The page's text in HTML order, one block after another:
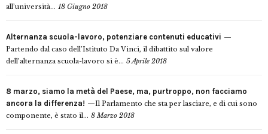
all’università... 18 Giugno 2018
Alternanza scuola-lavoro, potenziare contenuti educativi
Partendo dal caso dell’Istituto Da Vinci, il dibattito sul valore
dell’alternanza scuola-lavoro si è... 5 Aprile 2018
8 marzo, siamo la metà del Paese, ma, purtroppo, non facciamo
ancora la differenza!
Il Parlamento che sta per lasciare, e di cui sono
componente, è stato il... 8 Marzo 2018